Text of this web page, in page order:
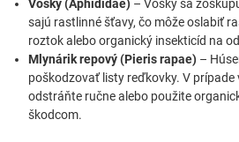
Vošky (Aphididae) – Vošky sa
sajú rastlinné šťavy, čo môže oslabiť
roztok alebo organický insekticíd na
Mlynárik repový (Pieris rapae) –
poškodzovať listy reďkovky. V prípade
odstráňte ručne alebo použite
škodcom.